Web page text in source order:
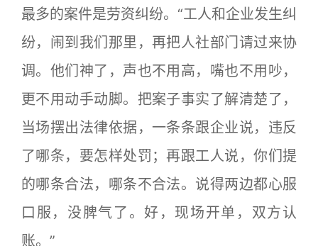
最多的案件是劳资纠纷。“工人和企业发生纠
纷，闹到我们那里，再把人社部门请过来协
调。他们神了，声也不用高，嘴也不用吵，
更不用动手动脚。把案子事实了解清楚了，
当场摆出法律依据，一条条跟企业说，违反
了哪条，要怎样处罚；再跟工人说，你们提
的哪条合法，哪条不合法。说得两边都心服
口服，没脾气了。好，现场开单，双方认
账。”